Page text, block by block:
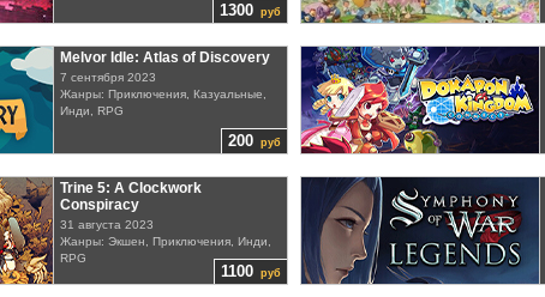
1300 руб
200 руб
Melvor Idle: Atlas of Discovery
7 сентября 2023
Жанры: Приключения, Казуальные,
Инди, RPG
1100 руб
Trine 5: A Clockwork
Conspiracy
31 августа 2023
Жанры: Экшен, Приключения, Инди,
RPG